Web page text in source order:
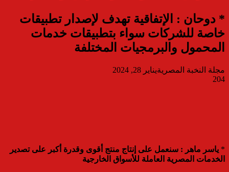
* دوحان : الإتفاقية تهدف لإصدار تطبيقات
خاصة للشركات سواء بتطبيقات خدمات
المحمول والبرمجيات المختلفة
مجلة النخبة المصريةيناير 28, 2024
204
* ياسر ماهر : سنعمل على إنتاج منتج أقوى وقدرة أكبر على تصدير
الخدمات المصرية العاملة للأسواق الخارجية